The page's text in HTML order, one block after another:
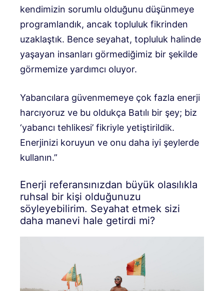
kendimizin sorumlu olduğunu düşünmeye
programlandık, ancak topluluk fikrinden
uzaklaştık. Bence seyahat, topluluk halinde
yaşayan insanları görmediğimiz bir şekilde
görmemize yardımcı oluyor.
Yabancılara güvenmemeye çok fazla enerji
harcıyoruz ve bu oldukça Batılı bir şey; biz
‘yabancı tehlikesi’ fikriyle yetiştirildik.
Enerjinizi koruyun ve onu daha iyi şeylerde
kullanın.”
Enerji referansınızdan büyük olasılıkla
ruhsal bir kişi olduğunuzu
söyleyebilirim. Seyahat etmek sizi
daha manevi hale getirdi mi?